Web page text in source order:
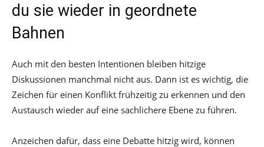
du sie wieder in geordnete
Bahnen
Auch mit den besten Intentionen bleiben hitzige
Diskussionen manchmal nicht aus. Dann ist es wichtig, die
Zeichen für einen Konflikt frühzeitig zu erkennen und den
Austausch wieder auf eine sachlichere Ebene zu führen.
Anzeichen dafür, dass eine Debatte hitzig wird, können